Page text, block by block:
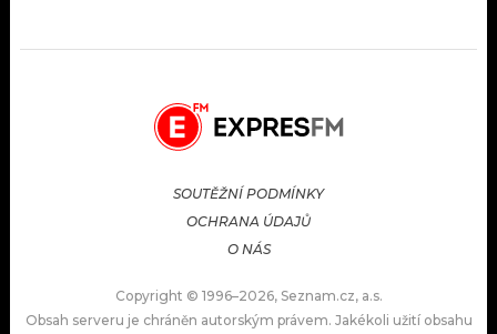
SOUTĚŽNÍ PODMÍNKY
OCHRANA ÚDAJŮ
O NÁS
Copyright © 1996–2026, Seznam.cz, a.s.
Obsah serveru je chráněn autorským právem. Jakékoli užití obsahu